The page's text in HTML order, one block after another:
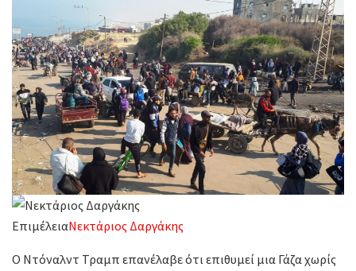
ΕπιμέλειαΝεκτάριος Δαργάκης
Ο Ντόναλντ Τραμπ επανέλαβε ότι επιθυμεί μια Γάζα χωρίς